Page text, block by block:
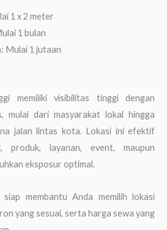
1 x 2 meter
1 bulan
Mulai 1 jutaan
memiliki visibilitas tinggi dengan
mulai dari masyarakat lokal hingga
jalan lintas kota. Lokasi ini efektif
produk, layanan, event, maupun
eksposur optimal.
membantu Anda memilih lokasi
yang sesuai, serta harga sewa yang